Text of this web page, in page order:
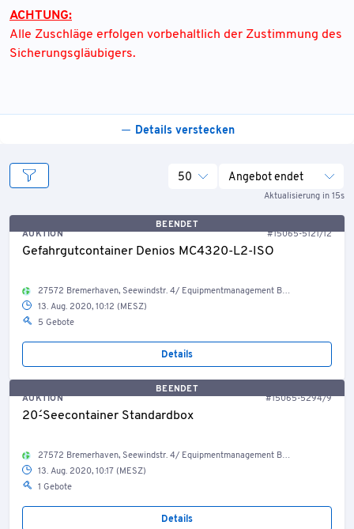
ACHTUNG:
Alle Zuschläge erfolgen vorbehaltlich der Zustimmung des
Sicherungsgläubigers.
Details verstecken
Aktualisierung in 15s
50 Angebot endet
BEENDET
AUKTION
#15065-5121/12
Gefahrgutcontainer Denios MC4320-L2-ISO
27572 Bremerhaven, Seewindstr. 4/ Equipmentmanagement Bestand Container, Welt
13. Aug. 2020, 10:12 (MESZ)
5 Gebote
Details
BEENDET
AUKTION
#15065-5294/9
20´-Seecontainer Standardbox
27572 Bremerhaven, Seewindstr. 4/ Equipmentmanagement Bestand Container, Welt
13. Aug. 2020, 10:17 (MESZ)
1 Gebote
Details